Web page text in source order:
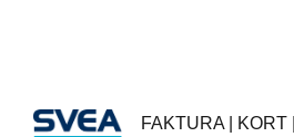
FAKTURA | KORT